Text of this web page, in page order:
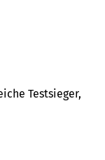
Testsieger,